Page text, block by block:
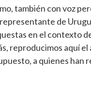
también con voz
de
en el contexto
reproducimos aquí
a quienes han